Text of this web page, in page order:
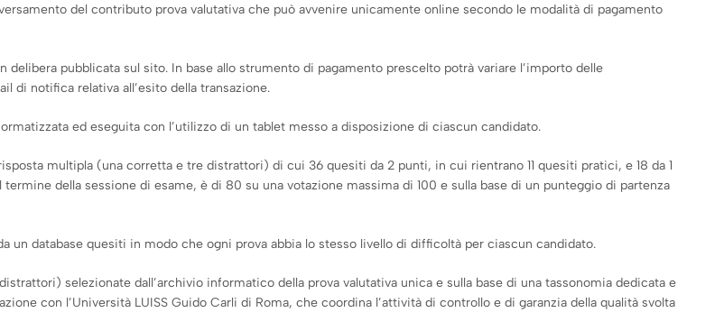
del contributo prova valutativa che può avvenire unicamente online secondo le modalità di pagamento
pubblicata sul sito. In base allo strumento di pagamento prescelto potrà variare l’importo delle
di notifica relativa all’esito della transazione.
ed eseguita con l’utilizzo di un tablet messo a disposizione di ciascun candidato.
multipla (una corretta e tre distrattori) di cui 36 quesiti da 2 punti, in cui rientrano 11 quesiti pratici, e 18 da 1
della sessione di esame, è di 80 su una votazione massima di 100 e sulla base di un punteggio di partenza
un database quesiti in modo che ogni prova abbia lo stesso livello di difficoltà per ciascun candidato.
selezionate dall’archivio informatico della prova valutativa unica e sulla base di una tassonomia dedicata e
con l’Università LUISS Guido Carli di Roma, che coordina l’attività di controllo e di garanzia della qualità svolta